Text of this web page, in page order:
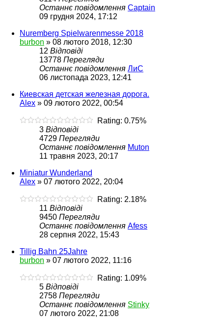
Останнє повідомлення Captain
09 грудня 2024, 17:12
Nuremberg Spielwarenmesse 2018
burbon » 08 лютого 2018, 12:30
12 Відповіді
13778 Перегляди
Останнє повідомлення ЛиС
06 листопада 2023, 12:41
Киевская детская железная дорога.
Alex » 09 лютого 2022, 00:54
Rating: 0.75%
3 Відповіді
4729 Перегляди
Останнє повідомлення Muton
11 травня 2023, 20:17
Miniatur Wunderland
Alex » 07 лютого 2022, 20:04
Rating: 2.18%
11 Відповіді
9450 Перегляди
Останнє повідомлення Afess
28 серпня 2022, 15:43
Tillig Bahn 25Jahre
burbon » 07 лютого 2022, 11:16
Rating: 1.09%
5 Відповіді
2758 Перегляди
Останнє повідомлення Stinky
07 лютого 2022, 21:08